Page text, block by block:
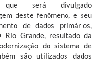
que será divulgado
deste fenômeno, e seu
de dados primários,
Grande, resultado da
do sistema de
são utilizados dados